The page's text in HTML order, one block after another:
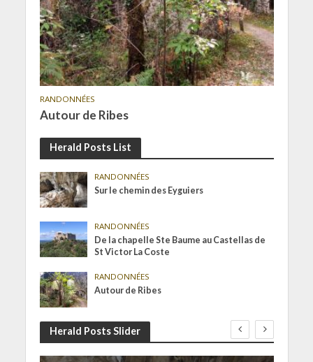
RANDONNÉES
Autour de Ribes
Herald Posts List
RANDONNÉES
Sur le chemin des Eyguiers
RANDONNÉES
De la chapelle Ste Baume au Castellas de
St Victor La Coste
RANDONNÉES
Autour de Ribes
Herald Posts Slider